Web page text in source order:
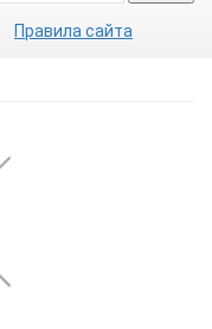
Правила сайта